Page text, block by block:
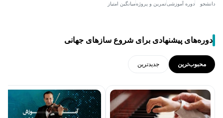
دانشجو دوره آموزشیتمرین و پروژهمیانگین امتیاز
دوره‌های پیشنهادی برای شروع سازهای جهانی
محبوب‌ترین جدید‌ترین